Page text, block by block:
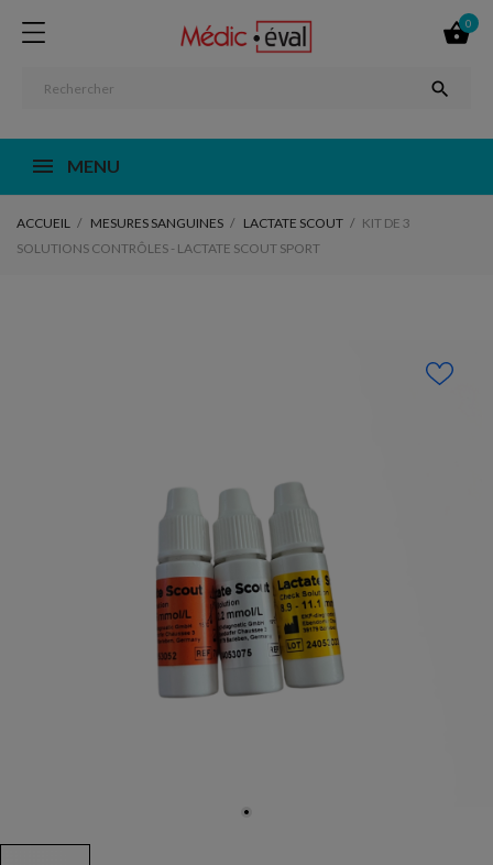

0

MENU
ACCUEIL MESURES SANGUINES LACTATE SCOUT
KIT DE 3
SOLUTIONS CONTRÔLES - LACTATE SCOUT SPORT